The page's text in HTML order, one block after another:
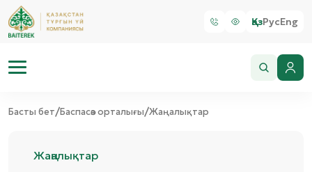
ҚазРусEng
Басты бет/Баспасөз орталығы/Жаңалықтар
Жаңалықтар